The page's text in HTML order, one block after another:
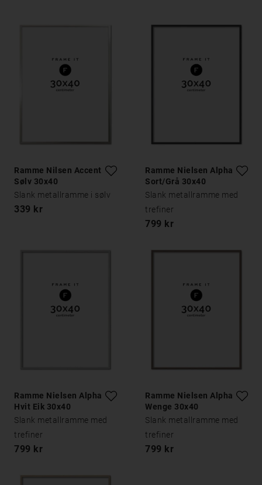
Ramme Nilsen Accent
Sølv 30x40
Slank metallramme i sølv
339 kr
Ramme Nielsen Alpha
Sort/Grå 30x40
Slank metallramme med
trefiner
799 kr
Ramme Nielsen Alpha
Hvit Eik 30x40
Slank metallramme med
trefiner
799 kr
Ramme Nielsen Alpha
Wenge 30x40
Slank metallramme med
trefiner
799 kr